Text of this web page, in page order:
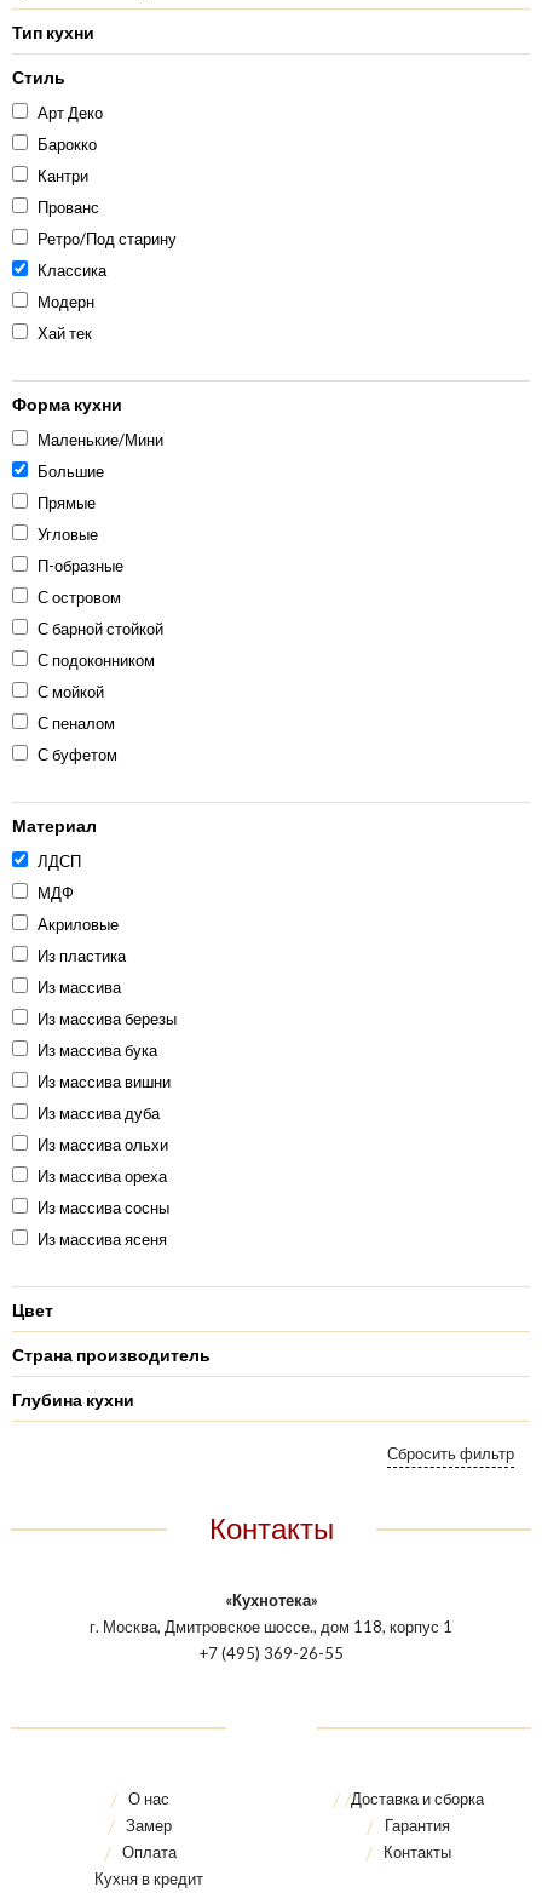
Тип кухни
Стиль
Арт Деко
Барокко
Кантри
Прованс
Ретро/Под старину
Классика
Модерн
Хай тек
Форма кухни
Маленькие/Мини
Большие
Прямые
Угловые
П-образные
С островом
С барной стойкой
С подоконником
С мойкой
С пеналом
С буфетом
Материал
ЛДСП
МДФ
Акриловые
Из пластика
Из массива
Из массива березы
Из массива бука
Из массива вишни
Из массива дуба
Из массива ольхи
Из массива ореха
Из массива сосны
Из массива ясеня
Цвет
Страна производитель
Глубина кухни
Контакты
«Кухнотека»
г. Москва, Дмитровское шоссе., дом 118, корпус 1
+7 (495) 369-26-55
О нас
Замер
Оплата
Кухня в кредит
Доставка и сборка
Гарантия
Контакты